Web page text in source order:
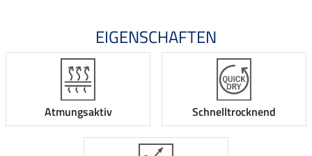
EIGENSCHAFTEN
Atmungsaktiv Schnelltrocknend